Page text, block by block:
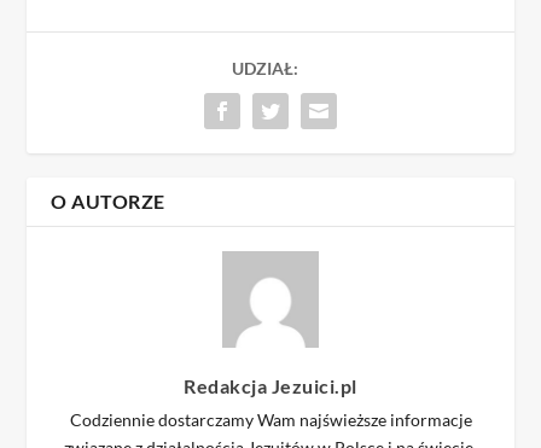
UDZIAŁ:
O AUTORZE
Redakcja Jezuici.pl
Codziennie dostarczamy Wam najświeższe informacje